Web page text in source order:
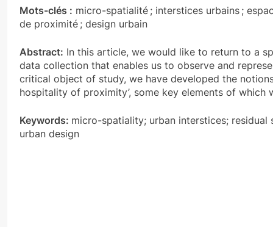
Mots-clés : micro-spatialité ; interstices urbains ;
de proximité ; design urbain
Abstract: In this article, we would like to return to a
data collection that enables us to observe and
critical object of study, we have developed the
hospitality of proximity’, some key elements of which
Keywords: micro-spatiality; urban interstices;
urban design